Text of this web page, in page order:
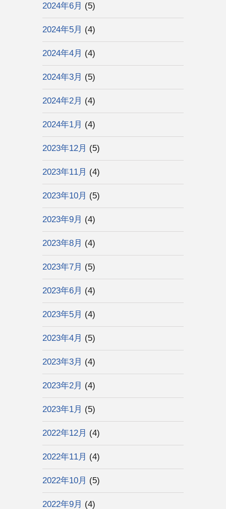
2024年6月 (5)
2024年5月 (4)
2024年4月 (4)
2024年3月 (5)
2024年2月 (4)
2024年1月 (4)
2023年12月 (5)
2023年11月 (4)
2023年10月 (5)
2023年9月 (4)
2023年8月 (4)
2023年7月 (5)
2023年6月 (4)
2023年5月 (4)
2023年4月 (5)
2023年3月 (4)
2023年2月 (4)
2023年1月 (5)
2022年12月 (4)
2022年11月 (4)
2022年10月 (5)
2022年9月 (4)